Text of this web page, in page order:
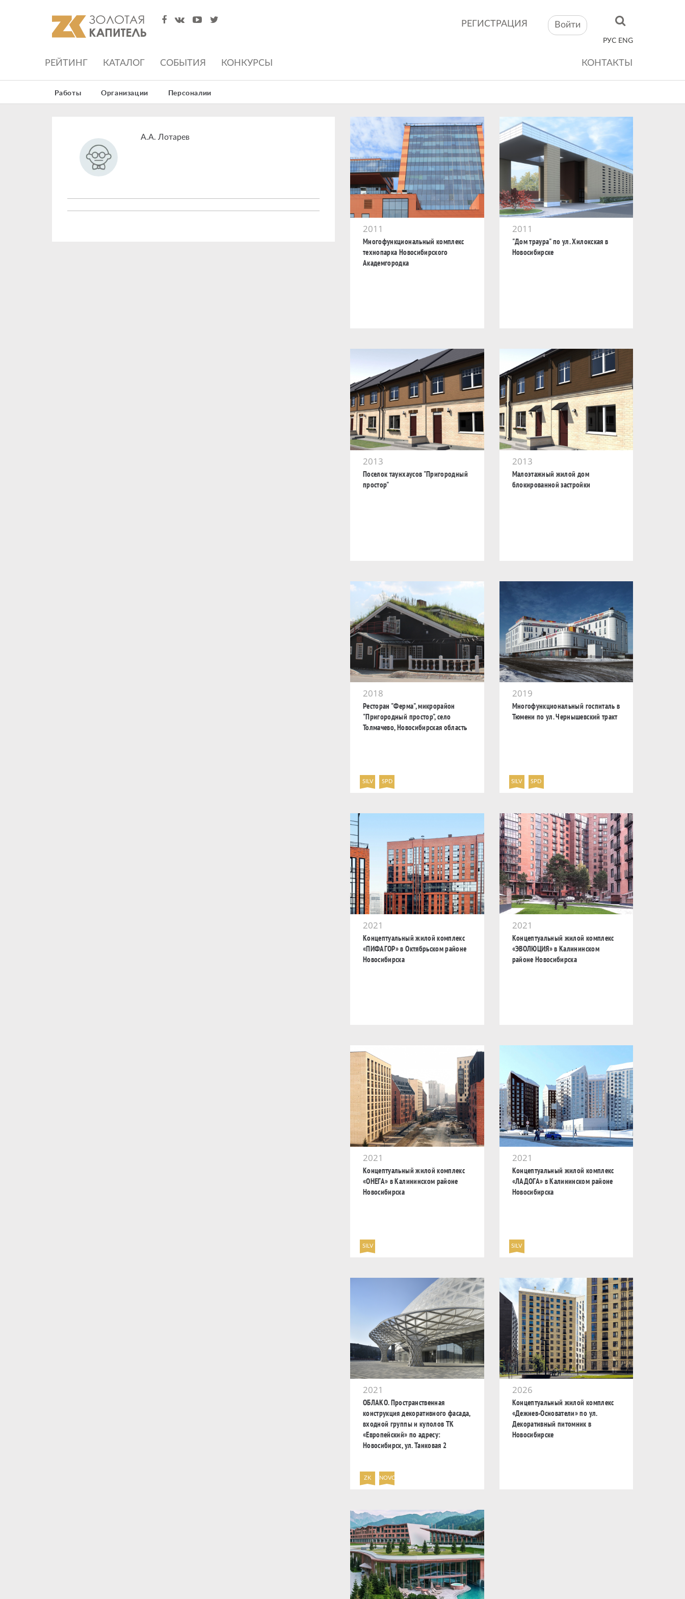
РЕГИСТРАЦИЯ Войти
РУС ENG
РЕЙТИНГ КАТАЛОГ СОБЫТИЯ КОНКУРСЫ КОНТАКТЫ
Работы Организации Персоналии
А.А. Лотарев
2011
Многофункциональный комплекс
технопарка Новосибирского
Академгородка
2011
"Дом траура" по ул. Хилокская в
Новосибирске
2013
Поселок таунхаусов "Пригородный
простор"
2013
Малоэтажный жилой дом
блокированной застройки
2018
Ресторан "Ферма", микрорайон
"Пригородный простор", село
Толмачево, Новосибирская область
SILV SPD
2019
Многофункциональный госпиталь в
Тюмени по ул. Чернышевский тракт
SILV SPD
2021
Концептуальный жилой комплекс
«ПИФАГОР» в Октябрьском районе
Новосибирска
2021
Концептуальный жилой комплекс
«ЭВОЛЮЦИЯ» в Калининском
районе Новосибирска
2021
Концептуальный жилой комплекс
«ОНЕГА» в Калининском районе
Новосибирска
SILV
2021
Концептуальный жилой комплекс
«ЛАДОГА» в Калининском районе
Новосибирска
SILV
2021
ОБЛАКО. Пространственная
конструкция декоративного фасада,
входной группы и куполов ТК
«Европейский» по адресу:
Новосибирск, ул. Танковая 2
ZK NOVO
2026
Концептуальный жилой комплекс
«Дежнев-Основатели» по ул.
Декоративный питомник в
Новосибирске